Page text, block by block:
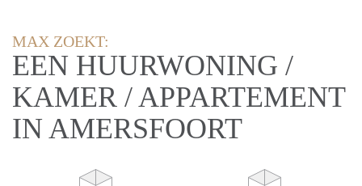
MAX ZOEKT:
EEN HUURWONING /
KAMER / APPARTEMENT
IN AMERSFOORT